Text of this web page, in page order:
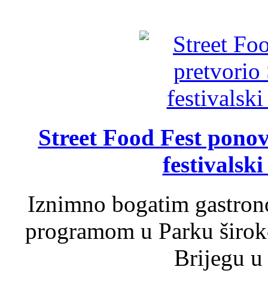
Street Food Fest
Iznimno bogatim
programom u Parku
Brijegu u